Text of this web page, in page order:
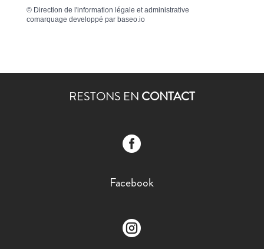
© Direction de l'information légale et administrative
comarquage developpé par baseo.io
RESTONS EN CONTACT

Facebook
